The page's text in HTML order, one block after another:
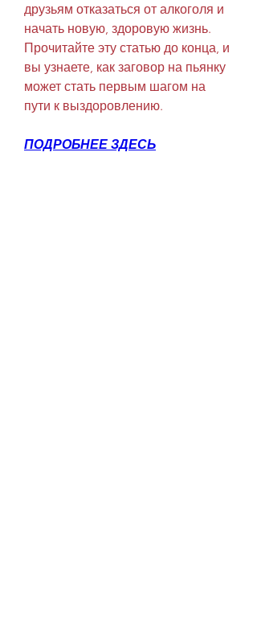
друзьям отказаться от алкоголя и
начать новую, здоровую жизнь.
Прочитайте эту статью до конца, и
вы узнаете, как заговор на пьянку
может стать первым шагом на
пути к выздоровлению.
ПОДРОБНЕЕ ЗДЕСЬ